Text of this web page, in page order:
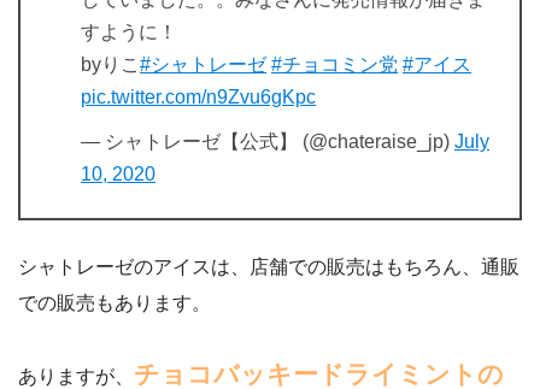
すように！
byりこ #シャトレーゼ #チョコミン党 #アイス
pic.twitter.com/n9Zvu6gKpc
— シャトレーゼ【公式】 (@chateraise_jp) July
10, 2020
シャトレーゼのアイスは、店舗での販売はもちろん、通販
での販売もあります。
ありますが、 チョコバッキードライミントの